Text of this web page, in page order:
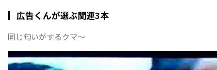
▎広告くんが選ぶ関連3本
同じ匂いがするクマ〜